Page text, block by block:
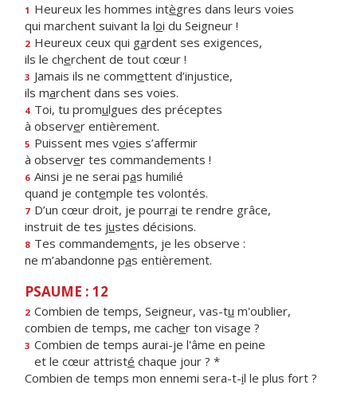
1 Heureux les hommes intègres dans leurs voies
qui marchent suivant la loi du Seigneur !
2 Heureux ceux qui gardent ses exigences,
ils le cherchent de tout cœur !
3 Jamais ils ne commettent d’injustice,
ils marchent dans ses voies.
4 Toi, tu promulgues des préceptes
à observer entièrement.
5 Puissent mes voies s’affermir
à observer tes commandements !
6 Ainsi je ne serai pas humilié
quand je contemple tes volontés.
7 D’un cœur droit, je pourrai te rendre grâce,
instruit de tes justes décisions.
8 Tes commandements, je les observe :
ne m’abandonne pas entièrement.
PSAUME : 12
2 Combien de temps, Seigneur, vas-tu m'oublier,
combien de temps, me cacher ton visage ?
3 Combien de temps aurai-je l'âme en peine
et le cœur attristé chaque jour ? *
Combien de temps mon ennemi sera-t-il le plus fort ?